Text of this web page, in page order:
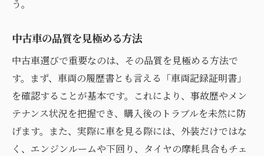
う。
中古車の品質を見極める方法
中古車選びで重要なのは、その品質を見極める方法で
す。まず、車両の履歴書とも言える「車両記録証明書」
を確認することが基本です。これにより、事故歴やメン
テナンス状況を把握でき、購入後のトラブルを未然に防
げます。また、実際に車を見る際には、外装だけではな
く、エンジンルームや下回り、タイヤの摩耗具合もチェ